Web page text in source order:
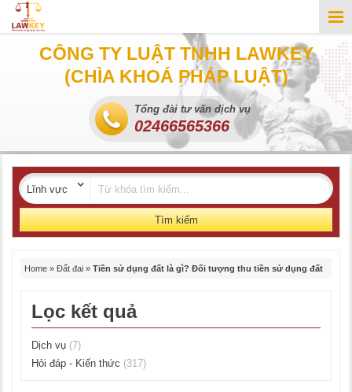
CÔNG TY LUẬT TNHH LAWKEY
(CHÌA KHOÁ PHÁP LUẬT)
Tổng đài tư vấn dịch vụ
02466565366
Tìm kiếm
Home » Đất đai » Tiền sử dụng đất là gì? Đối tượng thu tiền sử dụng đất
Lọc kết quả
Dịch vụ (7)
Hỏi đáp - Kiến thức (317)